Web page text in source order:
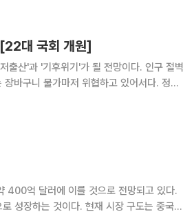
대 국회 개원]
출산'과 '기후위기'가 될 전망이다. 인구 절벽
구니 물가마저 위협하고 있어서다. 정치
석 이상
400억 달러에 이를 것으로 전망되고 있다.
성장하는 것이다. 현재 시장 구도는 중국과